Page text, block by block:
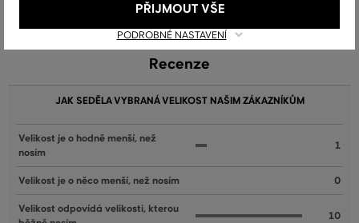
Recenze
JAK SEDĚLA VYBRANÁ VELIKOST NAŠIM ZÁKAZNÍKŮM
Velikost je o hodně menší, než
nosím
1
Velikost je o něco menší, než nosím 0
Velikost odpovídá velikosti, kterou
10
PODROBNÉ NASTAVENÍ
PŘIJMOUT VŠE